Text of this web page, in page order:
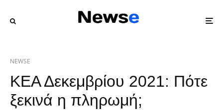
NEWSE
ΚΕΑ Δεκεμβρίου 2021: Πότε
ξεκινά η πληρωμή;